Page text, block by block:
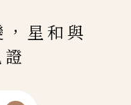
星和與